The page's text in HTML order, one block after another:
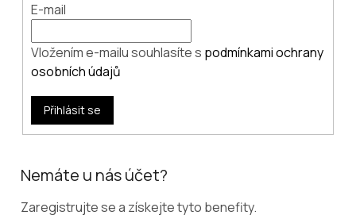
E-mail
Vložením e-mailu souhlasíte s podmínkami ochrany
osobních údajů
Přihlásit se
Nemáte u nás účet?
Zaregistrujte se a získejte tyto benefity.